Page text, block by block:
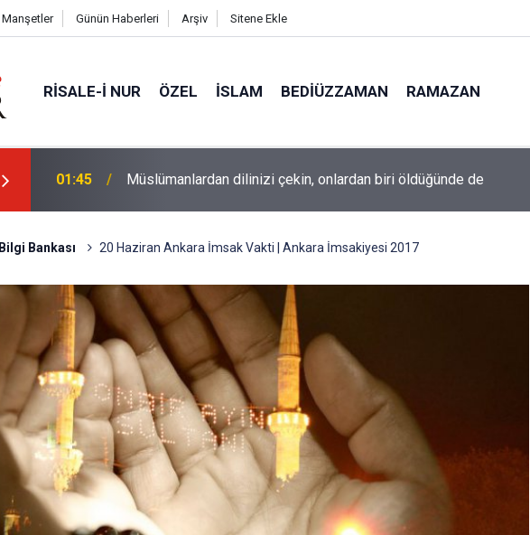
Manşetler Günün Haberleri Arşiv Sitene Ekle
RISALE-I NUR ÖZEL İSLAM BEDIÜZZAMAN RAMAZAN
01:15 Lût kavmine âid o alt-üst olan şehirleri de kaldırıp yere çaldı
Bilgi Bankası 20 Haziran Ankara İmsak Vakti | Ankara İmsakiyesi 2017